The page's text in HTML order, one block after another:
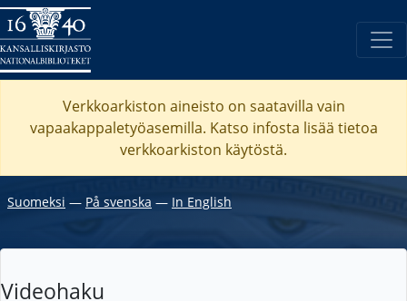
Verkkoarkiston aineisto on saatavilla vain
vapaakappaletyöasemilla. Katso infosta lisää tietoa
verkkoarkiston käytöstä.
Suomeksi ― På svenska ― In English
Videohaku